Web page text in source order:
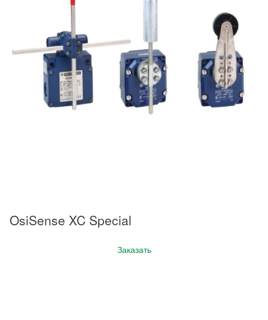
OsiSense XC Special
Заказать